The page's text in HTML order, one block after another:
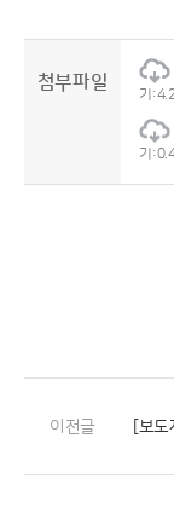
첨부파일
기
기
이전글 [보